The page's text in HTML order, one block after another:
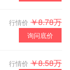
行情价 ￥8.78万
询问底价
行情价 ￥8.58万